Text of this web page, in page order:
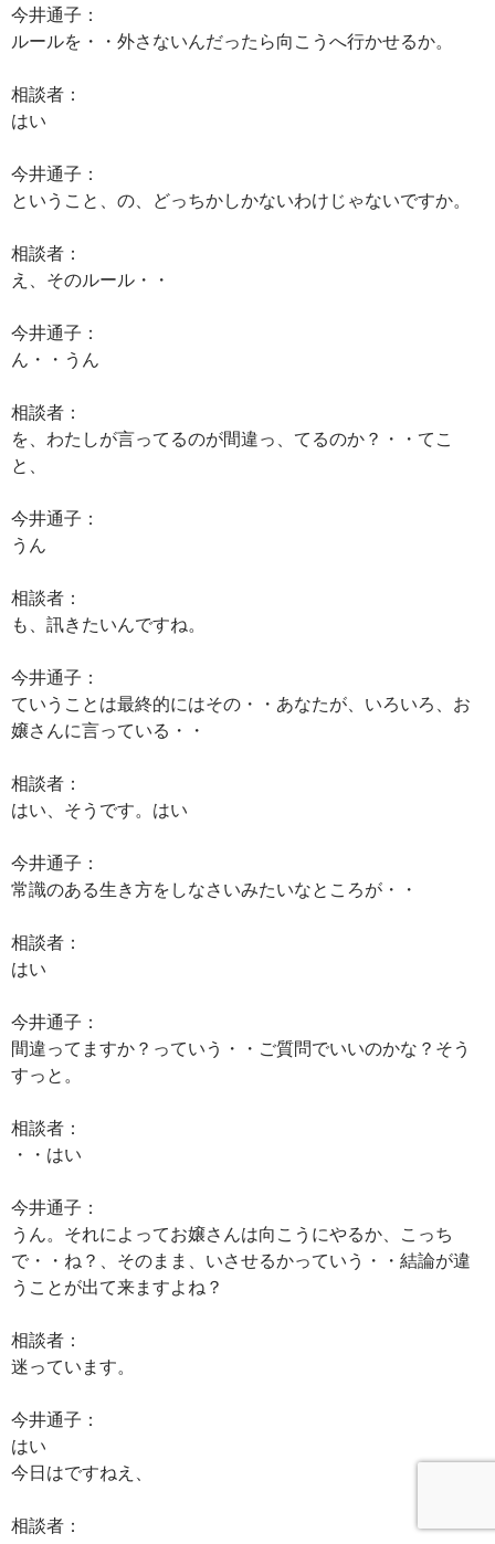
今井通子：
ルールを・・外さないんだったら向こうへ行かせるか。
相談者：
はい
今井通子：
ということ、の、どっちかしかないわけじゃないですか。
相談者：
え、そのルール・・
今井通子：
ん・・うん
相談者：
を、わたしが言ってるのが間違っ、てるのか？・・てこ
と、
今井通子：
うん
相談者：
も、訊きたいんですね。
今井通子：
ていうことは最終的にはその・・あなたが、いろいろ、お
嬢さんに言っている・・
相談者：
はい、そうです。はい
今井通子：
常識のある生き方をしなさいみたいなところが・・
相談者：
はい
今井通子：
間違ってますか？っていう・・ご質問でいいのかな？そう
すっと。
相談者：
・・はい
今井通子：
うん。それによってお嬢さんは向こうにやるか、こっち
で・・ね？、そのまま、いさせるかっていう・・結論が違
うことが出て来ますよね？
相談者：
迷っています。
今井通子：
はい
今日はですねえ、
相談者：